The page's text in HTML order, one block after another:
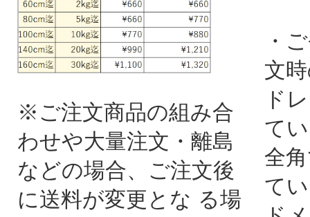
※ご注文商品の組み合
わせや大量注文・離島
などの場合、ご注文後
に送料が変更とな る場
・
文
ド
て
全
て